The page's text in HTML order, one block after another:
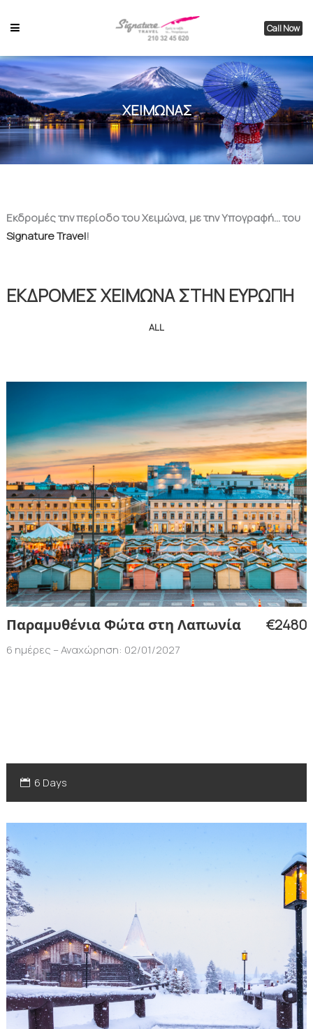
Call Now
ΧΕΙΜΩΝΑΣ
Εκδρομές την περίοδο του Χειμώνα, με την Υπογραφή… του
Signature Travel!
ΕΚΔΡΟΜΕΣ ΧΕΙΜΩΝΑ ΣΤΗΝ ΕΥΡΩΠΗ
ALL
Παραμυθένια Φώτα στη Λαπωνία €2480
6 ημέρες – Αναχώρηση: 02/01/2027
6 Days